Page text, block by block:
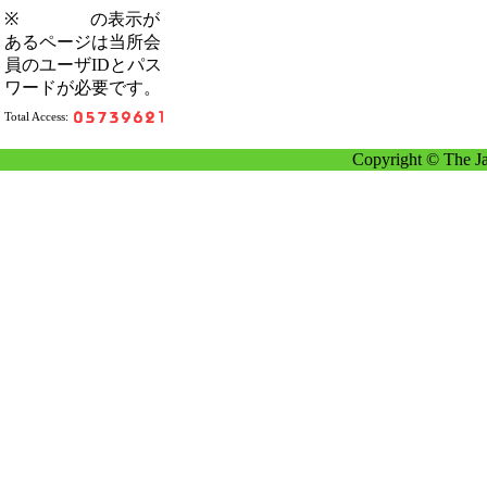
※
の表示が
あるページは当所会
員のユーザIDとパス
ワードが必要です。
Total Access:
Copyright © The